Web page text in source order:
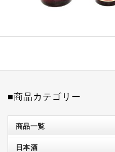
■商品カテゴリー
商品一覧
日本酒